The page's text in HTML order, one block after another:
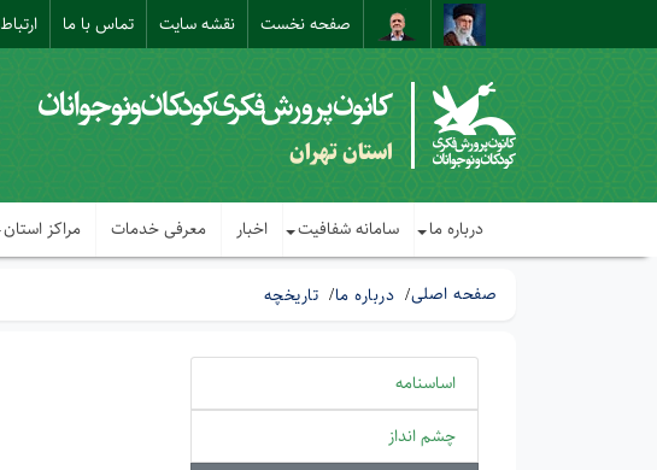
صفحه نخست نقشه سایت تماس با ما
استان تهران
درباره ما سامانه شفافیت اخبار معرفی خدمات مراکز استان
صفحه اصلی درباره ما تاریخچه
اساسنامه
چشم انداز